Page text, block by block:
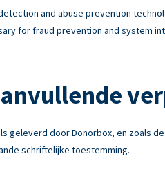
and abuse prevention
for fraud prevention and system
geleverd door Donorbox, en zoals
schriftelijke toestemming.